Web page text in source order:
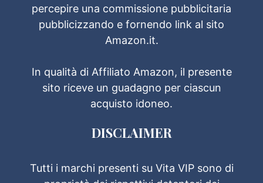
percepire una commissione pubblicitaria
pubblicizzando e fornendo link al sito
Amazon.it.
In qualità di Affiliato Amazon, il presente
sito riceve un guadagno per ciascun
acquisto idoneo.
DISCLAIMER
Tutti i marchi presenti su Vita VIP sono di